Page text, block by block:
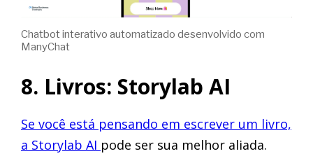
Chatbot interativo automatizado desenvolvido com
ManyChat
8. Livros: Storylab AI
Se você está pensando em escrever um livro,
a Storylab AI pode ser sua melhor aliada.